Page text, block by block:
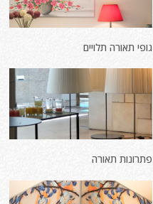
גופי תאורה תלויים
פתרונות תאורה